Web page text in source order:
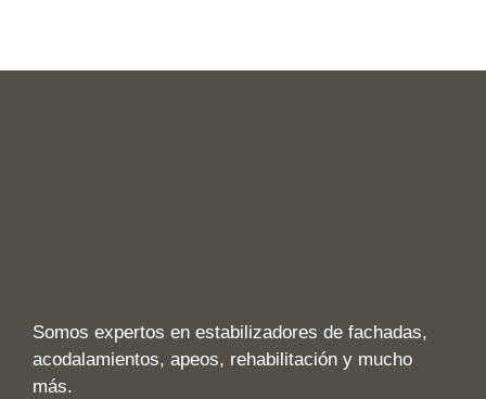
Somos expertos en estabilizadores de fachadas,
acodalamientos, apeos, rehabilitación y mucho
más.